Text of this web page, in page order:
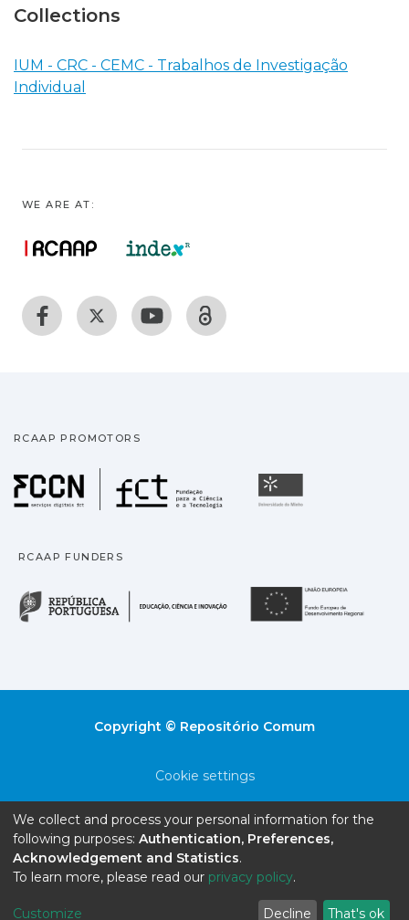
Collections
IUM - CRC - CEMC - Trabalhos de Investigação
Individual
WE ARE AT:
RCAAP PROMOTORS
Fundação para a
RCAAP FUNDERS
República Portuguesa
Copyright © Repositório Comum
Cookie settings
End User Agreement
Send Feedback
We collect and process your personal information for the
following purposes: Authentication, Preferences,
Acknowledgement and Statistics.
To learn more, please read our privacy policy.
Customize Decline That's ok